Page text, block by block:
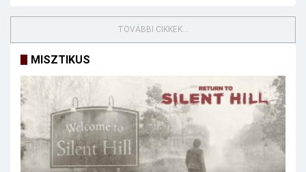
TOVÁBBI CIKKEK...
MISZTIKUS